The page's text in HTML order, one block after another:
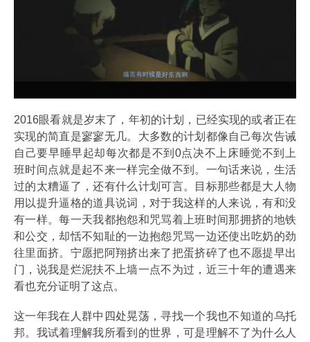
2016眼看就是岁末了，年初的计划，已经实现的或者正在
实现的简直是寥寥无几。大多数的计划都像自己每次告诫
自己要早睡早起却每次都是不到0点决不上床睡觉不到上
班时间点就是起不来一样完全做不到。一句话来说，生活
过的太糟逼了，还有什么计划可言。目标那些都是大人物
用以提升逼格的道具说词，对于我这样的人来说，有和没
有一样。每一天我都抱怨和咒骂着上班时间那拥挤的地铁
和公交，却恬不知耻的一边抱怨咒骂一边还使出吃奶的劲
往里面挤。宁愿把阿翔挤出来了把蛋挤碎了也不愿提早出
门，说我是烂泥扶不上墙一点不为过，近三十年的遭遇来
看也充分证明了这点。
这一年我在人群中四处晃荡，寻找一个我也不知道的乌托
邦。我试着理解我所看到的世界，可是理解不了为什么人